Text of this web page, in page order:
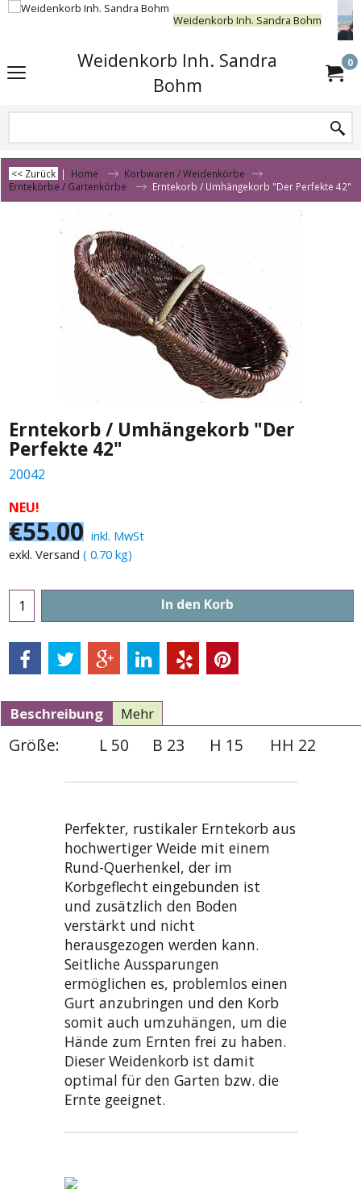
Weidenkorb Inh. Sandra Bohm
Weidenkorb Inh. Sandra
Bohm
0
<< Zurück | Home
Korbwaren / Weidenkörbe
Erntekörbe / Gartenkörbe
Erntekorb / Umhängekorb "Der Perfekte 42"
Erntekorb / Umhängekorb "Der
Perfekte 42"
20042
NEU!
€55.00 inkl. MwSt
exkl. Versand
0.70 kg
In den Korb
Beschreibung Mehr
Größe: L 50 B 23 H 15 HH 22
Perfekter, rustikaler Erntekorb aus
hochwertiger Weide mit einem
Rund-Querhenkel, der im
Korbgeflecht eingebunden ist
und zusätzlich den Boden
verstärkt und nicht
herausgezogen werden kann.
Seitliche Aussparungen
ermöglichen es, problemlos einen
Gurt anzubringen und den Korb
somit auch umzuhängen, um die
Hände zum Ernten frei zu haben.
Dieser Weidenkorb ist damit
optimal für den Garten bzw. die
Ernte geeignet.